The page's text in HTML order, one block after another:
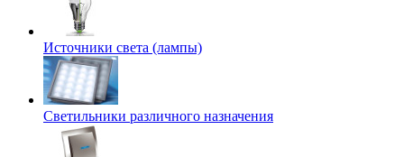
Источники света (лампы)
Светильники различного назначения